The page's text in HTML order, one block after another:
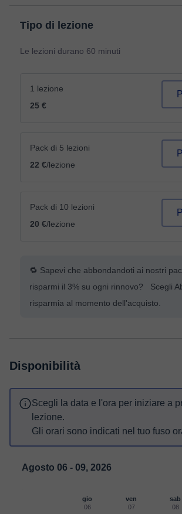
Tipo di lezione
Le lezioni durano 60 minuti
1 lezione
25 €
Pack di 5 lezioni
22 €/lezione
Pack di 10 lezioni
20 €/lezione
🔁 Sapevi che abbondandoti ai nostri
risparmi il 3% su ogni rinnovo? Scegli
risparmia al momento dell'acquisto.
Disponibilità
Scegli la data e l'ora per iniziare a
lezione.
Gli orari sono indicati nel tuo fuso
Agosto 06 - 09, 2026
gio
06
ven
07
sab
08